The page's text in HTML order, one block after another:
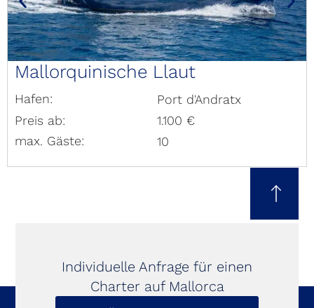
Mallorquinische Llaut
Hafen:
Port d'Andratx
Preis ab:
1.100 €
max. Gäste:
10
Individuelle Anfrage für einen
Charter auf Mallorca